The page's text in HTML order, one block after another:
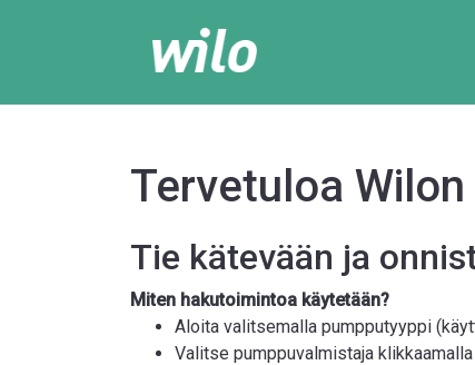
Tervetuloa
Tie kätevään ja
Miten hakutoimintoa käytetään?
Aloita valitsemalla pumpputyyppi
Valitse pumppuvalmistaja